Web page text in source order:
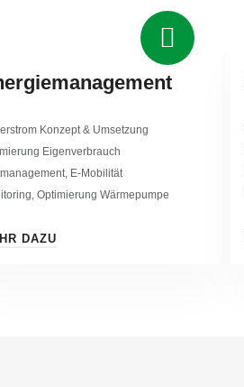
Konzept & Umsetzung
Eigenverbrauch
E-Mobilität
Optimierung Wärmepumpe
DAZU